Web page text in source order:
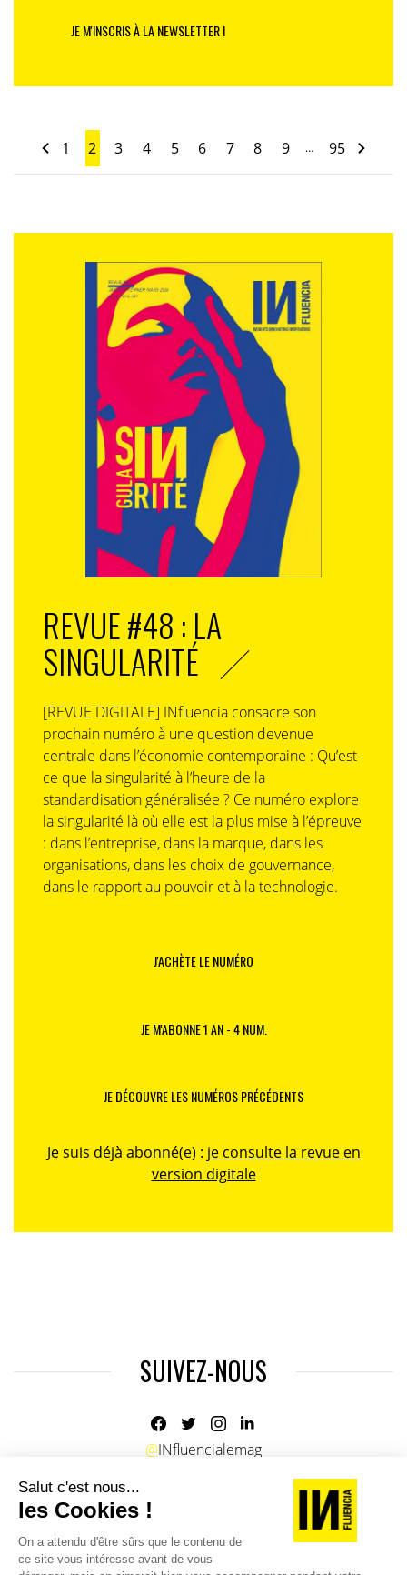
JE M'INSCRIS À LA NEWSLETTER !
1 2 3 4 5 6 7 8 9 … 95
REVUE #48 : LA
SINGULARITÉ
[REVUE DIGITALE] INfluencia consacre son
prochain numéro à une question devenue
centrale dans l’économie contemporaine : Qu’est-
ce que la singularité à l’heure de la
standardisation généralisée ? Ce numéro explore
la singularité là où elle est la plus mise à l’épreuve
: dans l’entreprise, dans la marque, dans les
organisations, dans les choix de gouvernance,
dans le rapport au pouvoir et à la technologie.
J'ACHÈTE LE NUMÉRO
JE M'ABONNE 1 AN - 4 NUM.
JE DÉCOUVRE LES NUMÉROS PRÉCÉDENTS
Je suis déjà abonné(e) : je consulte la revue en
version digitale
SUIVEZ-NOUS
@INfluencialemag